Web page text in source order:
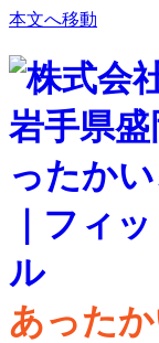
本文へ移動
あった